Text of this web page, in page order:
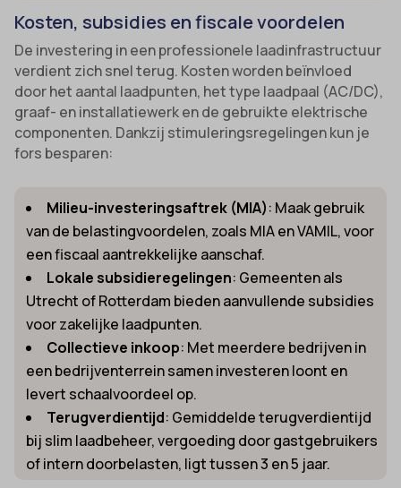
Kosten, subsidies en fiscale voordelen
De investering in een professionele laadinfrastructuur
verdient zich snel terug. Kosten worden beïnvloed
door het aantal laadpunten, het type laadpaal (AC/DC),
graaf- en installatiewerk en de gebruikte elektrische
componenten. Dankzij stimuleringsregelingen kun je
fors besparen:
Milieu-investeringsaftrek (MIA): Maak gebruik
van de belastingvoordelen, zoals MIA en VAMIL, voor
een fiscaal aantrekkelijke aanschaf.
Lokale subsidieregelingen: Gemeenten als
Utrecht of Rotterdam bieden aanvullende subsidies
voor zakelijke laadpunten.
Collectieve inkoop: Met meerdere bedrijven in
een bedrijventerrein samen investeren loont en
levert schaalvoordeel op.
Terugverdientijd: Gemiddelde terugverdientijd
bij slim laadbeheer, vergoeding door gastgebruikers
of intern doorbelasten, ligt tussen 3 en 5 jaar.